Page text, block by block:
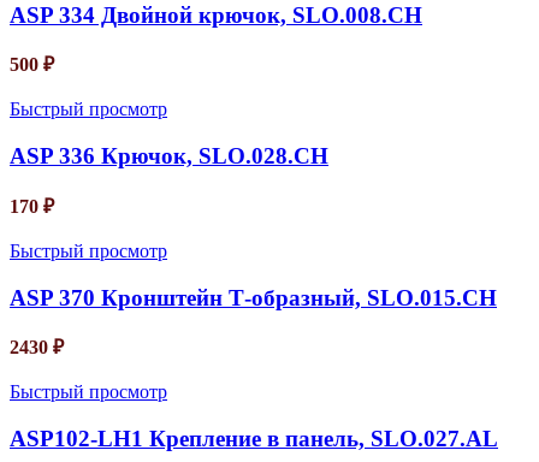
ASP 334 Двойной крючок, SLO.008.CH
500 ₽
Быстрый просмотр
ASP 336 Крючок, SLO.028.CH
170 ₽
Быстрый просмотр
ASP 370 Кронштейн Т-образный, SLO.015.CH
2430 ₽
Быстрый просмотр
ASP102-LH1 Крепление в панель, SLO.027.AL